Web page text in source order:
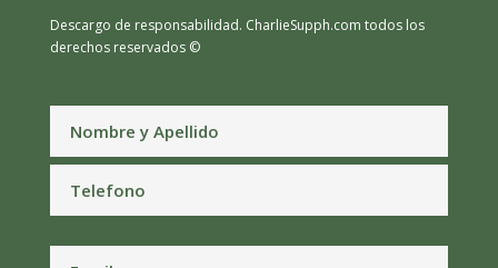
Descargo de responsabilidad. CharlieSupph.com todos los
derechos reservados ©